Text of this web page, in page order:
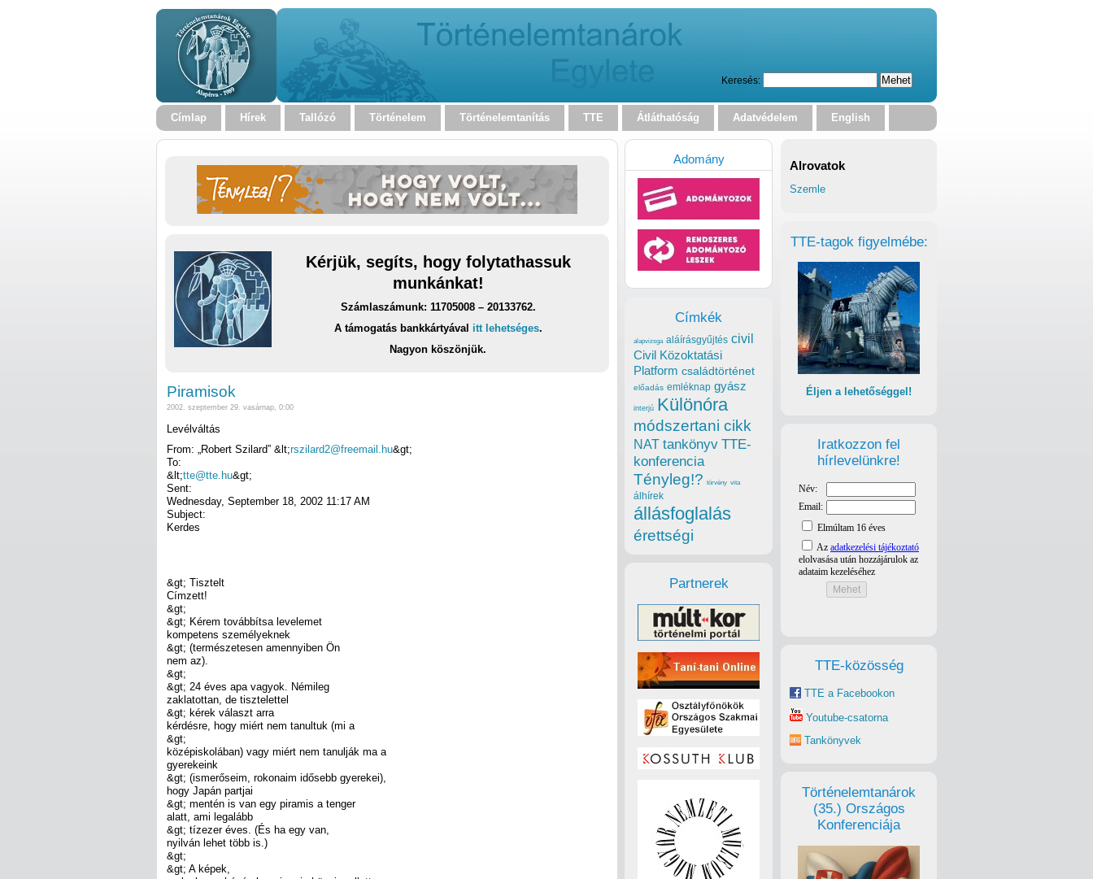
Keresés:
Címlap Hírek Tallózó Történelem Történelemtanítás TTE Átláthatóság Adatvédelem English
Kérjük, segíts, hogy folytathassuk
munkánkat!
Számlaszámunk: 11705008 – 20133762.
A támogatás bankkártyával itt lehetséges.
Nagyon köszönjük.
Piramisok
2002. szeptember 29. vasárnap, 0:00
Levélváltás
From: „Robert Szilard” &lt;rszilard2@freemail.hu&gt;
To:
&lt;tte@tte.hu&gt;
Sent:
Wednesday, September 18, 2002 11:17 AM
Subject:
Kerdes
&gt; Tisztelt
Címzett!
&gt;
&gt; Kérem továbbítsa levelemet
kompetens személyeknek
&gt; (természetesen amennyiben Ön
nem az).
&gt;
&gt; 24 éves apa vagyok. Némileg
zaklatottan, de tisztelettel
&gt; kérek választ arra
kérdésre, hogy miért nem tanultuk (mi a
&gt;
középiskolában) vagy miért nem tanulják ma a
gyerekeink
&gt; (ismerőseim, rokonaim idősebb gyerekei),
hogy Japán partjai
&gt; mentén is van egy piramis a tenger
alatt, ami legalább
&gt; tízezer éves. (És ha egy van,
nyilván lehet több is.)
&gt;
&gt; A képek,
Alrovatok
Szemle
TTE-tagok figyelmébe:
Éljen a lehetőséggel!
Iratkozzon fel
hírlevelünkre!
TTE-közösség
TTE a Facebookon
Youtube-csatorna
Tankönyvek
Történelemtanárok
(35.) Országos
Konferenciája
Adomány
Címkék
alapvizsga aláírásgyűjtés civil
Civil Közoktatási
Platform családtörténet
előadás emléknap gyász
interjú Különóra
módszertani cikk
NAT tankönyv TTE-
konferencia
Tényleg!? törvény vita
álhírek
állásfoglalás
érettségi
Partnerek